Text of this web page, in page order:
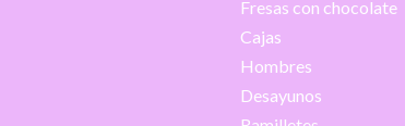
Fresas con chocolate
Cajas
Hombres
Desayunos